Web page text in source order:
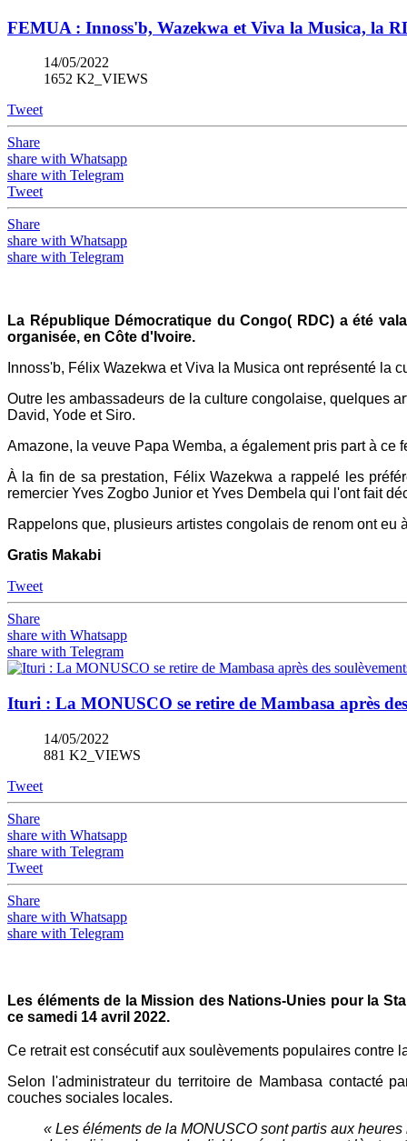
FEMUA : Innoss'b, Wazekwa et Viva la Musica, la
14/05/2022
1652 K2_VIEWS
Tweet
Share
share with Whatsapp
share with Telegram
Tweet
Share
share with Whatsapp
share with Telegram
La République Démocratique du Congo( RDC) a été
organisée, en Côte d'Ivoire.
Innoss'b, Félix Wazekwa et Viva la Musica ont représenté la
Outre les ambassadeurs de la culture congolaise, quelques
David, Yode et Siro.
Amazone, la veuve Papa Wemba, a également pris part à ce
À la fin de sa prestation, Félix Wazekwa a rappelé les
remercier Yves Zogbo Junior et Yves Dembela qui l'ont fait
Rappelons que, plusieurs artistes congolais de renom ont
Gratis Makabi
Tweet
Share
share with Whatsapp
share with Telegram
Ituri : La MONUSCO se retire de Mambasa après
14/05/2022
881 K2_VIEWS
Tweet
Share
share with Whatsapp
share with Telegram
Tweet
Share
share with Whatsapp
share with Telegram
Les éléments de la Mission des Nations-Unies pour la
ce samedi 14 avril 2022.
Ce retrait est consécutif aux soulèvements populaires
Selon l'administrateur du territoire de Mambasa contacté
couches sociales locales.
« Les éléments de la MONUSCO sont partis aux